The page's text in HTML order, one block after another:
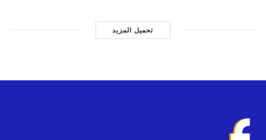
تحميل المزيد